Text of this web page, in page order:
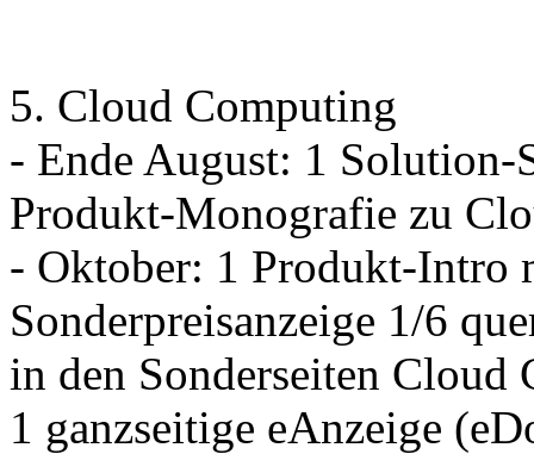
5. Cloud Computing
- Ende August: 1
Produkt-Monografie zu
- Oktober: 1 Produkt-Intro
Sonderpreisanzeige 1/6
in den Sonderseiten
1 ganzseitige eAnzeige